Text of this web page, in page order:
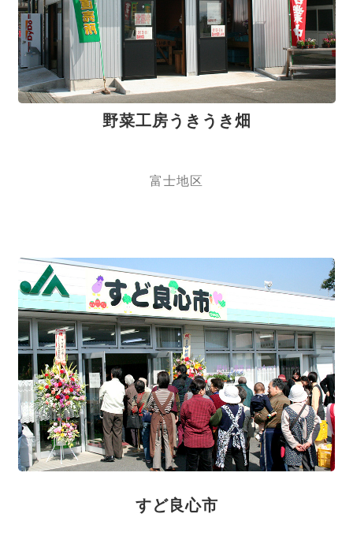
野菜工房うきうき畑
富士地区
すど良心市